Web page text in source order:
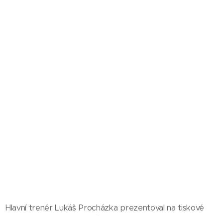
Hlavní trenér Lukáš Procházka prezentoval na tiskové